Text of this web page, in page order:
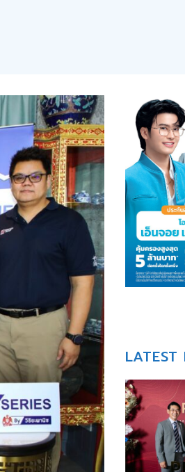
LATEST